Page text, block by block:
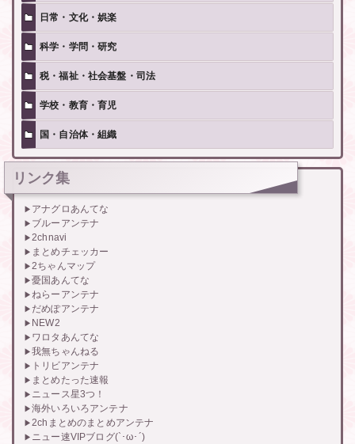
日常・文化・娯楽
科学・学問・研究
税・福祉・社会基盤・司法
学校・教育・育児
国・自治体・組織
リンク集
アナグロあんてな
ブルーアンテナ
2chnavi
まとめチェッカー
2ちゃんマップ
憂国あんてな
ねらーアンテナ
だめぽアンテナ
NEW2
ワロタあんてな
我無ちゃんねる
トリビアンテナ
まとめたった速報
ニュース星3つ！
海外いろいろアンテナ
2chまとめのまとめアンテナ
ニュー速VIPブログ(`･ω･´)